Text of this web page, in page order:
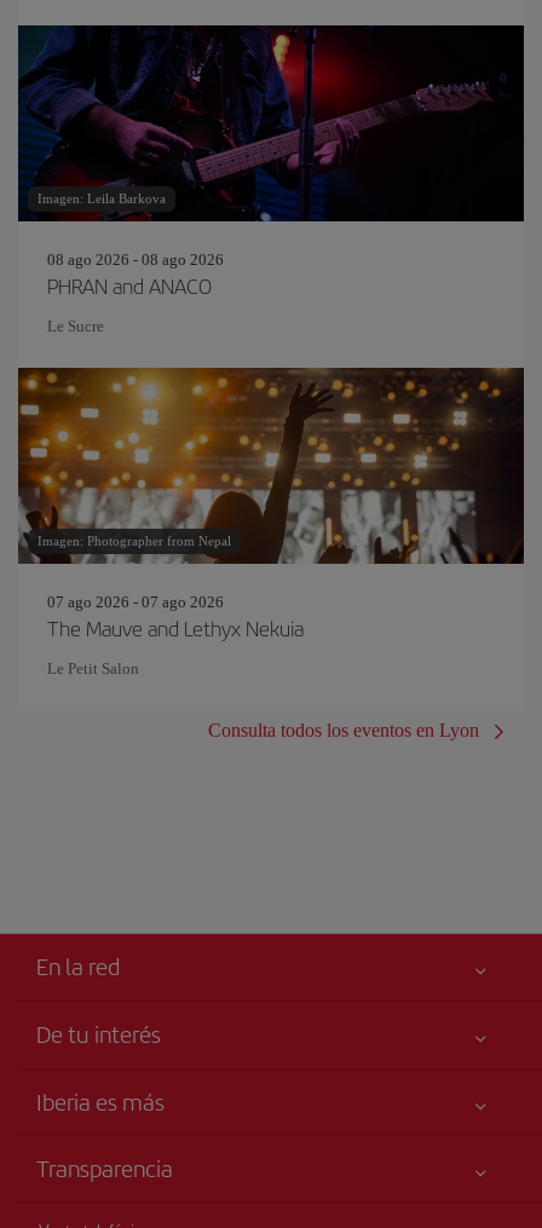
Imagen: Leila Barkova
08 ago 2026 - 08 ago 2026
PHRAN and ANACO
Le Sucre
Imagen: Photographer from Nepal
07 ago 2026 - 07 ago 2026
The Mauve and Lethyx Nekuia
Le Petit Salon
Consulta todos los eventos en Lyon
En la red
De tu interés
Accesibilidad
Iberia es más
Grupo Iberia
Accionistas e Inversores
Transparencia